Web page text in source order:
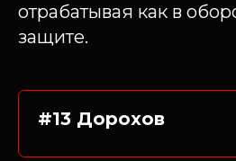
отрабатывая как в
защите.
#13 Дорохов